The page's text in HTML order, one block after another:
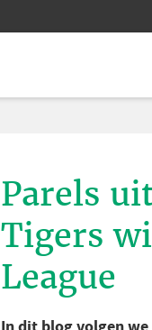
Parels
Tigers
League